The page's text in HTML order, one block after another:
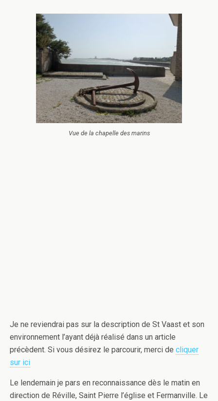
Vue de la chapelle des marins
Je ne reviendrai pas sur la description de St Vaast et son
environnement l’ayant déjà réalisé dans un article
précèdent. Si vous désirez le parcourir, merci de cliquer
sur ici
Le lendemain je pars en reconnaissance dès le matin en
direction de Réville, Saint Pierre l’église et Fermanville. Le